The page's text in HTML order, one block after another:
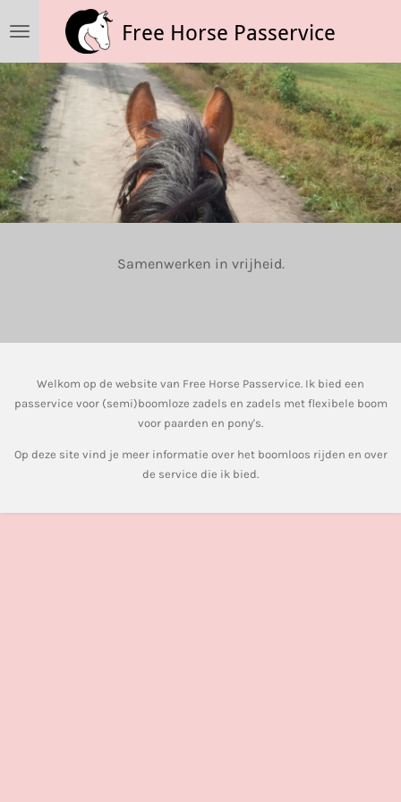
naar
de
hoofdinhoud
Free Horse Passervice
Samenwerken in vrijheid.
Welkom op de website van Free Horse Passervice. Ik bied een
passervice voor (semi)boomloze zadels en zadels met flexibele boom
voor paarden en pony's.
Op deze site vind je meer informatie over het boomloos rijden en over
de service die ik bied.